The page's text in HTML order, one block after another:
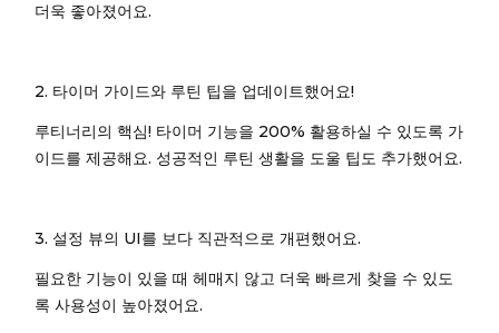
더욱 좋아졌어요.
2. 타이머 가이드와 루틴 팁을 업데이트했어요!
루티너리의 핵심! 타이머 기능을 200% 활용하실 수 있도록 가
이드를 제공해요. 성공적인 루틴 생활을 도울 팁도 추가했어요.
3. 설정 뷰의 UI를 보다 직관적으로 개편했어요.
필요한 기능이 있을 때 헤매지 않고 더욱 빠르게 찾을 수 있도
록 사용성이 높아졌어요.